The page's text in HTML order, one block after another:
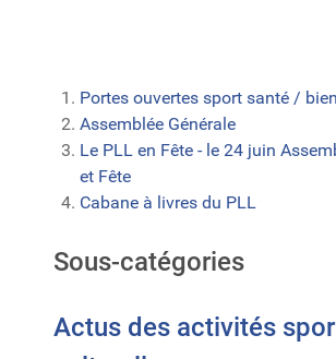
Portes ouvertes sport santé /
Assemblée Générale
Le PLL en Fête - le 24 juin
et Fête
Cabane à livres du PLL
Sous-catégories
Actus des activités